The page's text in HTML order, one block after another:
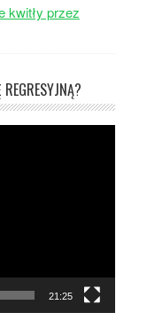
kwitły przez
21:25